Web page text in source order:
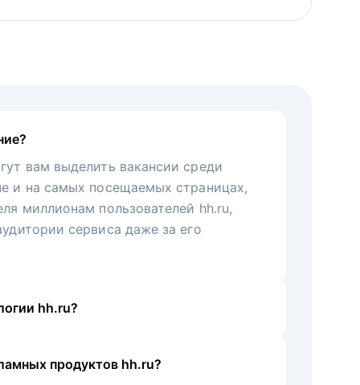
вам выделить вакансии среди
и на самых посещаемых страницах,
миллионам пользователей hh.ru,
сервиса даже за его
hh.ru?
продуктов hh.ru?